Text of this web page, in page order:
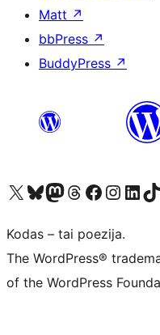
Matt ↗
bbPress ↗
BuddyPress ↗
Visit our X (formerly Twitter) account
Apsilankykite mūsų Bluesky paskyroje
Visit our Mastodon account
Apsilankykite mūsų Threads paskyroje
Visit our Facebook page
Visit our Instagram
Visit our
Kodas – tai poezija.
The WordPress®
of the WordPress